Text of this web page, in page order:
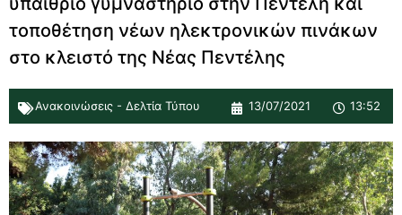
τοποθέτηση νέων ηλεκτρονικών πινάκων
στο κλειστό της Νέας Πεντέλης
Ανακοινώσεις - Δελτία Τύπου 13/07/2021 13:52